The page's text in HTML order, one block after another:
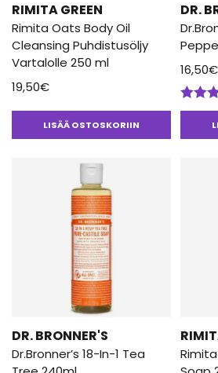
RIMITA GREEN
Rimita Oats Body Oil
Cleansing Puhdistusöljy
Vartalolle 250 ml
19,50€
LISÄÄ OSTOSKORIIN
DR.
16,50€
DR. BRONNER'S
Dr.Bronner’s 18-In-1 Tea